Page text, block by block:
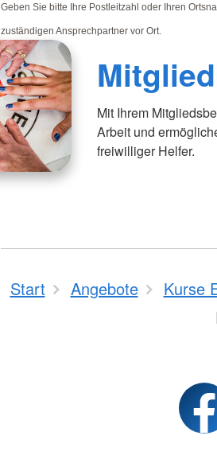
Geben Sie bitte Ihre Postleitzahl oder Ihren
zuständigen Ansprechpartner vor Ort.
Mit Ihrem
Arbeit und
freiwilliger Helfer.
Start Angebote Kurse